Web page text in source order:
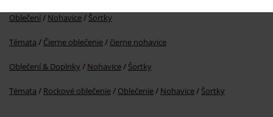
Oblečení Nohavice Šortky
Témata Čierne oblečenie čierne nohavice
Oblečení & Doplnky Nohavice Šortky
Témata Rockové oblečenie Oblečenie Nohavice Šortky